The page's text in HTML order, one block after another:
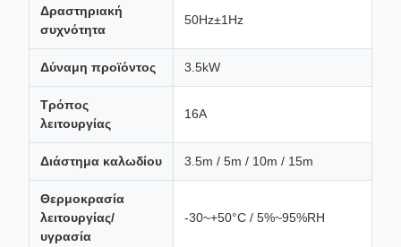
Δραστηριακή
συχνότητα
50Hz±1Hz
Δύναμη προϊόντος 3.5kW
Τρόπος
λειτουργίας
16Α
Διάστημα καλωδίου 3.5m / 5m / 10m / 15m
Θερμοκρασία
λειτουργίας/
υγρασία
-30~+50°C / 5%~95%RH